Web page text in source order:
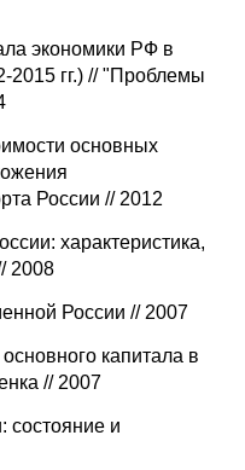
экономики РФ в
2015 гг.) // "Проблемы
основных
России // 2012
характеристика,
2008
России // 2007
капитала в
// 2007
состояние и